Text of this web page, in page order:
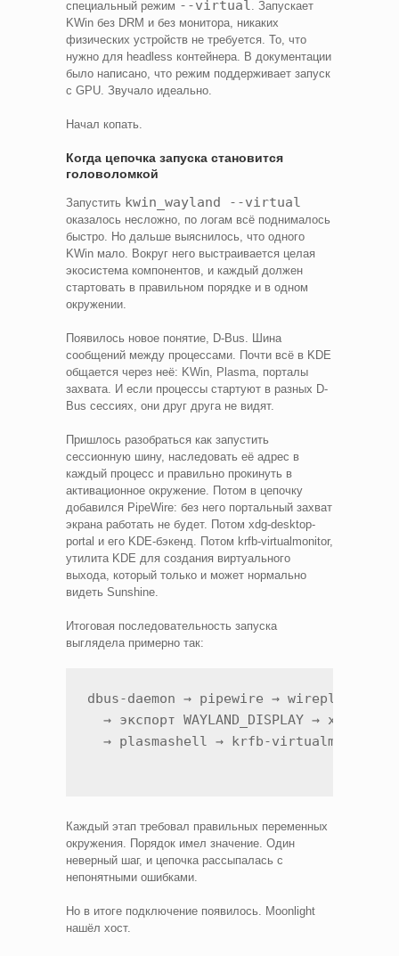
специальный режим --virtual. Запускает
KWin без DRM и без монитора, никаких
физических устройств не требуется. То, что
нужно для headless контейнера. В документации
было написано, что режим поддерживает запуск
с GPU. Звучало идеально.
Начал копать.
Когда цепочка запуска становится
головоломкой
Запустить kwin_wayland --virtual
оказалось несложно, по логам всё поднималось
быстро. Но дальше выяснилось, что одного
KWin мало. Вокруг него выстраивается целая
экосистема компонентов, и каждый должен
стартовать в правильном порядке и в одном
окружении.
Появилось новое понятие, D-Bus. Шина
сообщений между процессами. Почти всё в KDE
общается через неё: KWin, Plasma, порталы
захвата. И если процессы стартуют в разных D-
Bus сессиях, они друг друга не видят.
Пришлось разобраться как запустить
сессионную шину, наследовать её адрес в
каждый процесс и правильно прокинуть в
активационное окружение. Потом в цепочку
добавился PipeWire: без него портальный захват
экрана работать не будет. Потом xdg-desktop-
portal и его KDE-бэкенд. Потом krfb-virtualmonitor,
утилита KDE для создания виртуального
выхода, который только и может нормально
видеть Sunshine.
Итоговая последовательность запуска
выглядела примерно так:
dbus-daemon → pipewire → wireplumber
→ экспорт WAYLAND_DISPLAY → xdg-
Каждый этап требовал правильных переменных
окружения. Порядок имел значение. Один
неверный шаг, и цепочка рассыпалась с
непонятными ошибками.
Но в итоге подключение появилось. Moonlight
нашёл хост.